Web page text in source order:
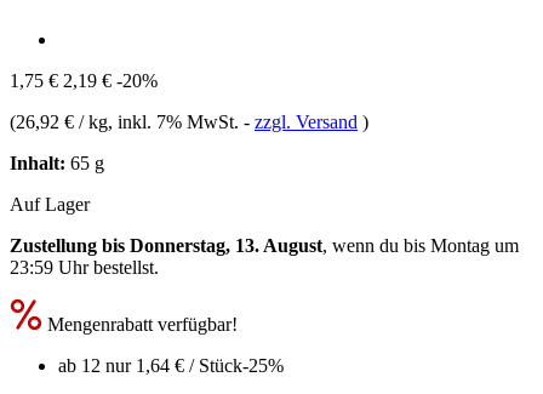
1,75 € 2,19 € -20%
(26,92 € / kg, inkl. 7% MwSt. - zzgl. Versand )
Inhalt: 65 g
Auf Lager
Zustellung bis Donnerstag, 13. August, wenn du bis Montag um
23:59 Uhrbestellst.
Mengenrabatt verfügbar!
ab 12 nur 1,64 € / Stück-25%